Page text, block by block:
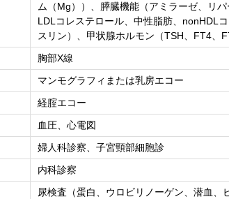
ム（Mg））、膵臓機能（アミラーゼ、リ
LDLコレステロール、中性脂肪、nonHDL
スリン）、甲状腺ホルモン（TSH、FT4、
胸部X線
マンモグラフィまたは乳房エコー
経腟エコー
血圧、心電図
婦人科診察、子宮頸部細胞診
内科診察
尿検査（蛋白、ウロビリノーゲン、潜血